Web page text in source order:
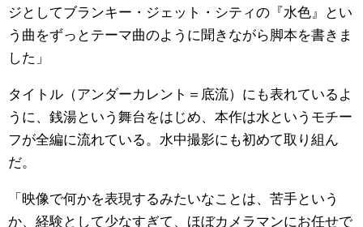
ジとしてブランキー・ジェット・シティの『水色』とい
う曲をずっとテーマ曲のように聞きながら脚本を書きま
した」
タイトル（アンダーカレント＝底流）にも表れているよ
うに、銭湯という舞台をはじめ、本作は水というモチー
フが全編に流れている。水中撮影にも初めて取り組ん
だ。
「映像で何かを表現するみたいなことは、苦手という
か、経験として少なすぎて、ほぼカメラマンにお任せで